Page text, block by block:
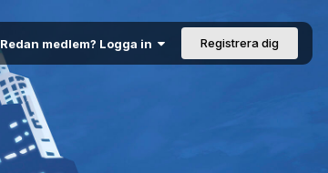
Redan medlem? Logga in Registrera dig